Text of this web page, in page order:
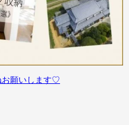
お願いします♡